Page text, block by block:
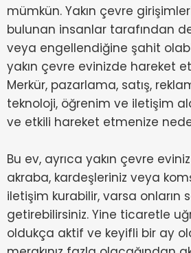
mümkün. Yakın çevre
bulunan insanlar tarafından
veya engellendiğine şahit
yakın çevre evinizde hareket
Merkür, pazarlama, satış,
teknoloji, öğrenim ve iletişim
ve etkili hareket etmenize
Bu ev, ayrıca yakın çevre
akraba, kardeşleriniz veya
iletişim kurabilir, varsa onların
getirebilirsiniz. Yine ticaretle
oldukça aktif ve keyifli bir ay